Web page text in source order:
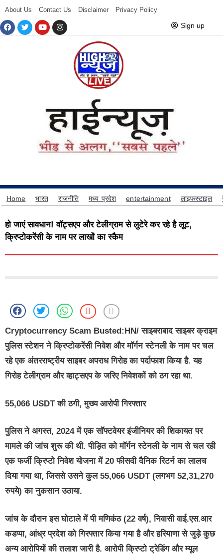
About Us Contact Us Disclaimer Privacy Policy
Sign up
Home भारत राजनीति मध्य प्रदेश entertainment लाइफस्टाइल
हो जाएं सावधान! वॉट्सएप और टेलीग्राम से लुटेरे कर रहे है लूट,
क्रिप्टोकरेंसी के नाम पर लाखों का स्कैम
Cryptocurrency Scam Busted:HN/साइबराबाद साइबर क्राइम
पुलिस स्टेशन ने क्रिप्टोकरेंसी निवेश और मॉर्गन स्टेनली के नाम पर चल
रहे एक अंतरराष्ट्रीय साइबर अपराध गिरोह का पर्दाफाश किया है. यह
गिरोह टेलीग्राम और व्हाट्सएप के जरिए निवेशकों को ठग रहा था.
55,066 USDT की ठगी, मुख्य आरोपी गिरफ्तार
पुलिस ने अगस्त, 2024 में एक सॉफ्टवेयर इंजीनियर की शिकायत पर
मामले की जांच शुरू की थी. पीड़ित को मॉर्गन स्टेनली के नाम से चल रही
एक फर्जी क्रिप्टो निवेश योजना में 20 फीसदी दैनिक रिटर्न का लालच
दिया गया था, जिससे उसने कुल 55,066 USDT (लगभग 52,31,270
रुपये) का नुकसान उठाया.
जांच के दौरान इस घोटाले में पी मणिकंठ (22 वर्ष), निवासी वाई.एस.आर
कडप्पा, आंध्र प्रदेश को गिरफ्तार किया गया है और हरियाणा से जुड़े कुछ
अन्य आरोपियों की तलाश जारी है. आरोपी क्रिप्टो ट्रेडिंग और म्यूल